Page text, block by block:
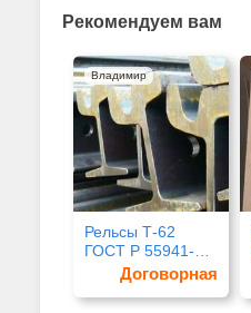
Рекомендуем вам
Рельсы Т-62
ГОСТ Р 55941-
2014 новые, на
складе
Договорная
Владимир